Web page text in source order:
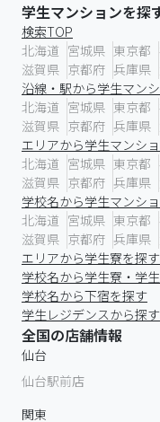
学生マンションを探
検索TOP
北海道 宮城県 東京都
滋賀県 京都府 兵庫県
沿線・駅から学生マン
北海道 宮城県 東京都
滋賀県 京都府 兵庫県
エリアから学生マンシ
北海道 宮城県 東京都
滋賀県 京都府 兵庫県
学校名から学生マンシ
北海道 宮城県 東京都
滋賀県 京都府 兵庫県
エリアから学生寮を探す
学校名から学生寮・学
学校名から下宿を探す
学生レジデンスから探す
全国の店舗情報
仙台
仙台駅前店
関東